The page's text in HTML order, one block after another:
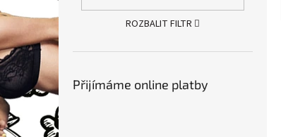
n
e
l
ROZBALIT FILTR
Přijímáme online platby